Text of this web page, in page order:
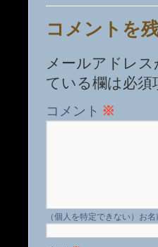
コメントを
メールアドレ
ている欄は必須
コメント ※